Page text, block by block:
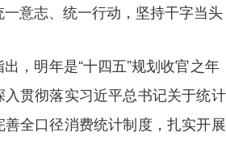
意志、统一行动，坚持干字当
，明年是“十四五”规划收官之
入贯彻落实习近平总书记关于统
善全口径消费统计制度，扎实开